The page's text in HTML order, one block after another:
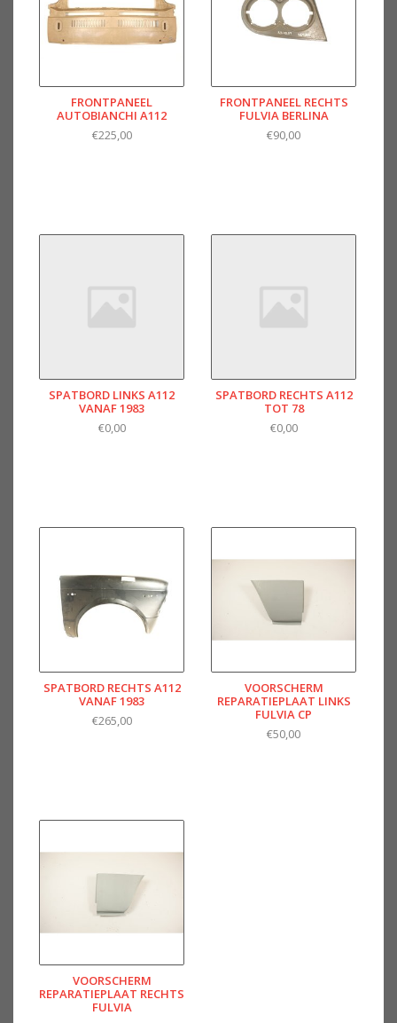
FRONTPANEEL
AUTOBIANCHI A112
€225,00
FRONTPANEEL RECHTS
FULVIA BERLINA
€90,00
SPATBORD LINKS A112
VANAF 1983
€0,00
SPATBORD RECHTS A112
TOT 78
€0,00
SPATBORD RECHTS A112
VANAF 1983
€265,00
VOORSCHERM
REPARATIEPLAAT LINKS
FULVIA CP
€50,00
VOORSCHERM
REPARATIEPLAAT RECHTS
FULVIA